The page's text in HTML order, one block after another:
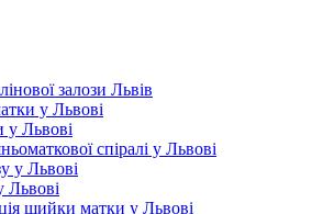
залози Львів
у Львові
у Львові
спіралі у Львові
у Львові
Львові
шийки матки у Львові